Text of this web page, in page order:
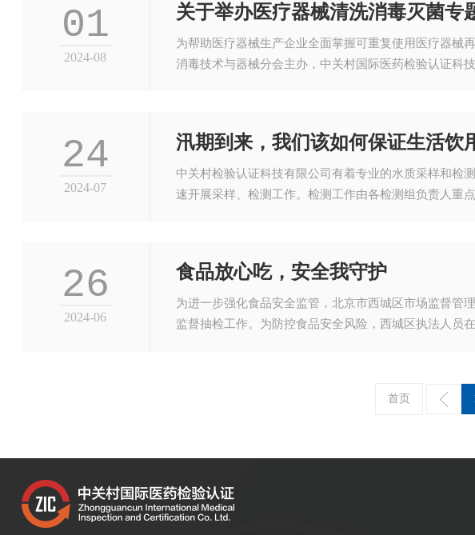
01
2024-08
关于举办医疗器械清洗消毒灭菌专
为帮助医疗器械生产企业全面掌握可重复使用医疗器械
消毒技术与器械分会主办，中关村国际医药检验认证科
24
2024-07
汛期到来，我们该如何保证生活饮
中关村检验认证科技有限公司有着专业的水质采样和检
速开展采样、检测工作。检测工作由各检测组负责人重
26
2024-06
食品放心吃，安全我守护
为进一步强化食品安全监管，北京市西城区市场监督管
监督抽检工作。为防控食品安全风险，西城区执法人员
首页